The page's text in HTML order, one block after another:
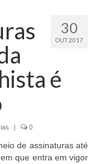
30
OUT 2017
é
| 0
de assinaturas até
que entra em vigor